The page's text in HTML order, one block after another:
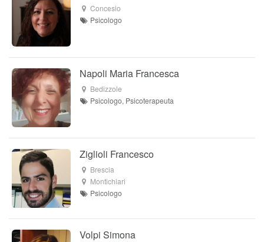
Concesio
Psicologo
Napoli Maria Francesca
Bedizzole
Psicologo, Psicoterapeuta
Ziglioli Francesco
Brescia
Montichiari
Psicologo
Volpi Simona